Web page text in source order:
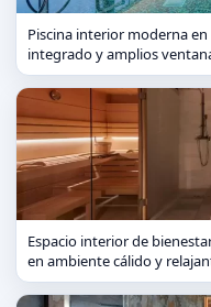
Piscina interior moderna
integrado y amplios
Espacio interior de
en ambiente cálido y